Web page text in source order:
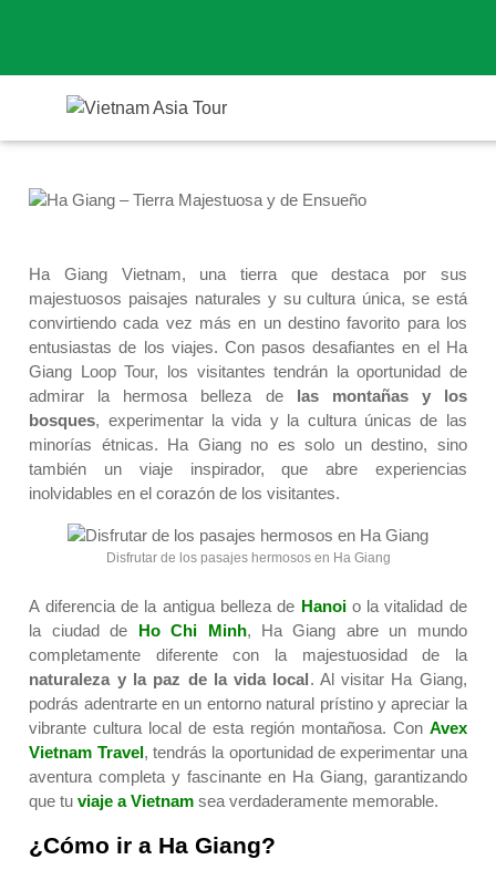
Ha Giang Vietnam, una tierra que destaca por sus
majestuosos paisajes naturales y su cultura única, se está
convirtiendo cada vez más en un destino favorito para los
entusiastas de los viajes. Con pasos desafiantes en el Ha
Giang Loop Tour, los visitantes tendrán la oportunidad de
admirar la hermosa belleza de las montañas y los
bosques, experimentar la vida y la cultura únicas de las
minorías étnicas. Ha Giang no es solo un destino, sino
también un viaje inspirador, que abre experiencias
inolvidables en el corazón de los visitantes.
Disfrutar de los pasajes hermosos en Ha Giang
A diferencia de la antigua belleza de Hanoio la vitalidad de
la ciudad de
Ho Chi Minh, Ha Giang abre un mundo
completamente diferente con la majestuosidad de la
naturaleza y la paz de la vida local. Al visitar Ha Giang,
podrás adentrarte en un entorno natural prístino y apreciar la
vibrante cultura local de esta región montañosa. Con Avex
Vietnam Travel, tendrás la oportunidad de experimentar una
aventura completa y fascinante en Ha Giang, garantizando
que tuviaje a Vietnam sea verdaderamente memorable.
¿Cómo ir a Ha Giang?